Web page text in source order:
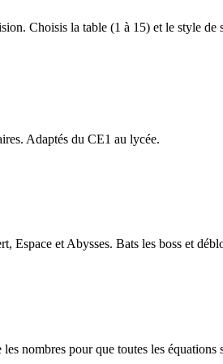
Choisis la table (1 à 15) et le style de
Adaptés du CE1 au lycée.
Espace et Abysses. Bats les boss et
nombres pour que toutes les équations